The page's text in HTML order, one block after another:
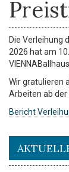
Die Verleihung
2026 hat am
Wir gratulieren
Arbeiten ab der
Bericht